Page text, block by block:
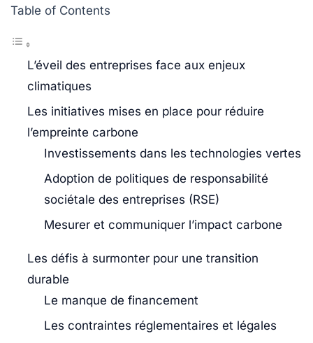
Table of Contents
L’éveil des entreprises face aux enjeux
climatiques
Les initiatives mises en place pour réduire
l’empreinte carbone
Investissements dans les technologies vertes
Adoption de politiques de responsabilité
sociétale des entreprises (RSE)
Mesurer et communiquer l’impact carbone
Les défis à surmonter pour une transition
durable
Le manque de financement
Les contraintes réglementaires et légales